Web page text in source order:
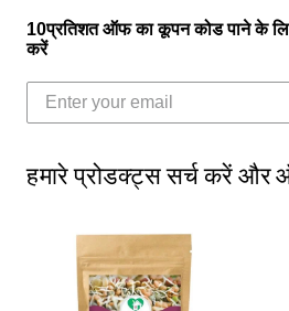
10प्रतिशत ऑफ का कूपन कोड पाने के
करें
हमारे प्रोडक्ट्स सर्च करें और